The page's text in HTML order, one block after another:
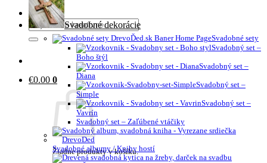
Hľadať:
€0.00 0
Žiadne produkty v košíku.
Svadobné dekorácie
Svadobné sety
Svadobný set –
Boho štýl
Svadobný set –
Diana
Svadobný set –
Simple
Svadobný set –
Vavrín
Svadobný set – Zaľúbené vtáčiky
Svadobné albumy / Knihy hostí